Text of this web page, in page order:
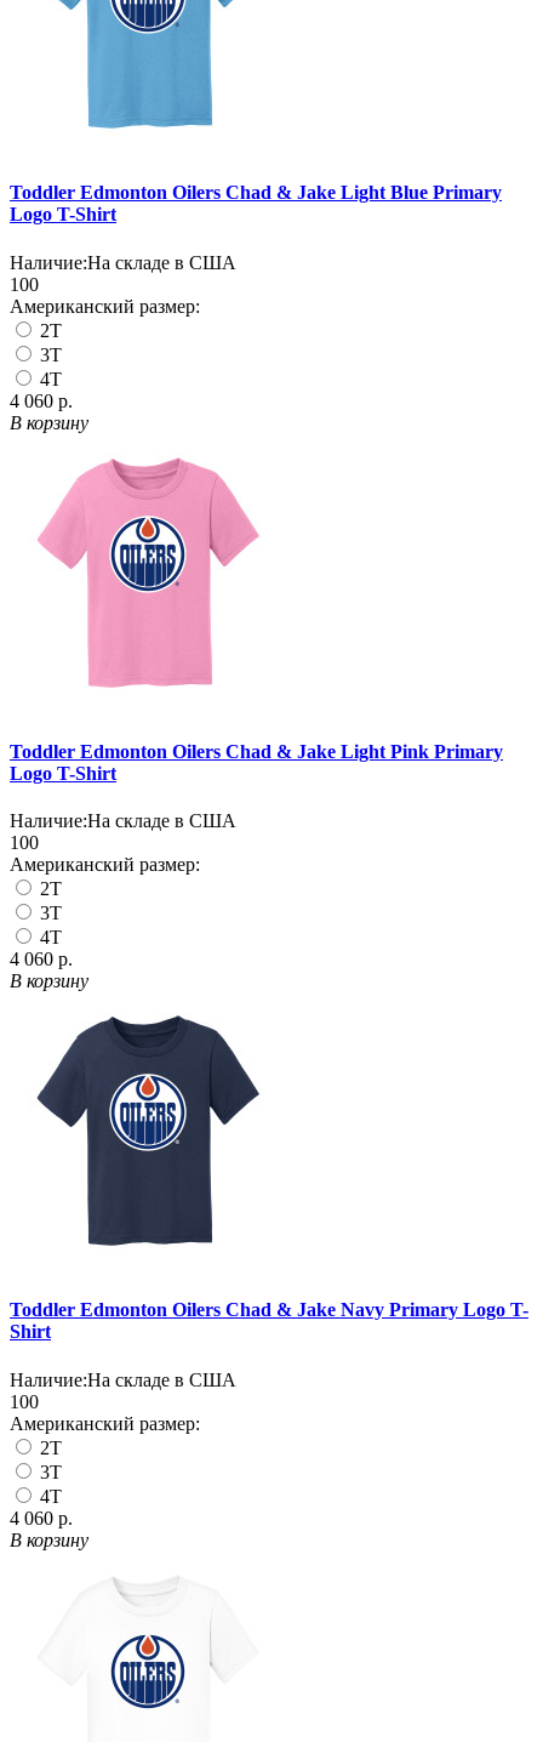
Toddler Edmonton Oilers Chad & Jake Light Blue Primary
Logo T-Shirt
Наличие:На складе в США
100
Американский размер:
2T
3T
4T
4 060 р.
В корзину
Toddler Edmonton Oilers Chad & Jake Light Pink Primary
Logo T-Shirt
Наличие:На складе в США
100
Американский размер:
2T
3T
4T
4 060 р.
В корзину
Toddler Edmonton Oilers Chad & Jake Navy Primary Logo T-
Shirt
Наличие:На складе в США
100
Американский размер:
2T
3T
4T
4 060 р.
В корзину